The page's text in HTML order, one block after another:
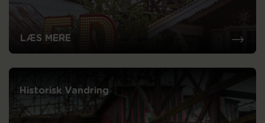
LÆS MERE
Historisk Vandring